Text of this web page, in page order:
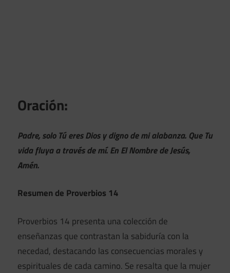
Oración:
Padre, solo Tú eres Dios y digno de mi alabanza. Que Tu
vida fluya a través de mí. En El Nombre de Jesús,
Amén.
Resumen de Proverbios 14
Proverbios 14 presenta una colección de
enseñanzas que contrastan la sabiduría con la
necedad, destacando las consecuencias morales y
espirituales de cada camino. Se resalta que la mujer